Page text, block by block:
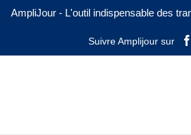
AmpliJour- L'outil indispensable des